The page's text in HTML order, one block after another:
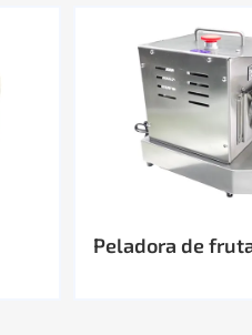
Peladora de